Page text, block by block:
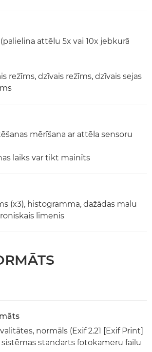
attēlu 5x vai 10x jebkurā
režīms, dzīvais režīms, dzīvais sejas
mērīšana ar attēla sensoru
laiks var tikt mainīts
(x3), histogramma, dažādas malu
līmenis
normāls (Exif 2.21 [Exif Print]
standarts fotokameru failu